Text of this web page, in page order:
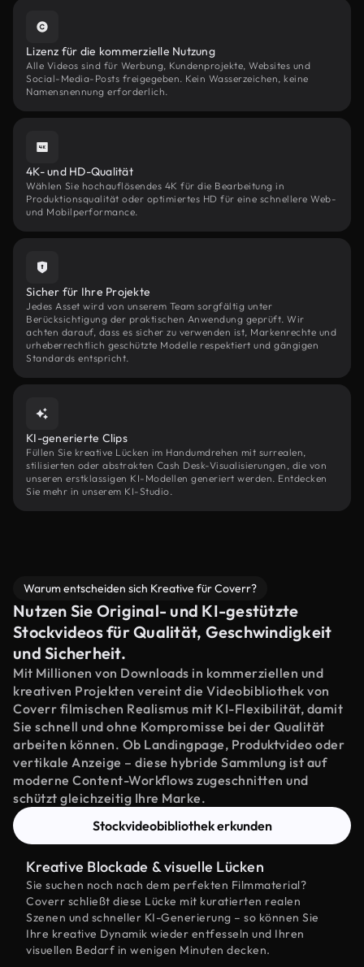
Lizenz für die kommerzielle Nutzung
Alle Videos sind für Werbung, Kundenprojekte, Websites und
Social-Media-Posts freigegeben. Kein Wasserzeichen, keine
Namensnennung erforderlich.
4K- und HD-Qualität
Wählen Sie hochauflösendes 4K für die Bearbeitung in
Produktionsqualität oder optimiertes HD für eine schnellere Web-
und Mobilperformance.
Sicher für Ihre Projekte
Jedes Asset wird von unserem Team sorgfältig unter
Berücksichtigung der praktischen Anwendung geprüft. Wir
achten darauf, dass es sicher zu verwenden ist, Markenrechte und
urheberrechtlich geschützte Modelle respektiert und gängigen
Standards entspricht.
KI-generierte Clips
Füllen Sie kreative Lücken im Handumdrehen mit surrealen,
stilisierten oder abstrakten Cash Desk-Visualisierungen, die von
unseren erstklassigen KI-Modellen generiert werden. Entdecken
Sie mehr in unserem KI-Studio.
Warum entscheiden sich Kreative für Coverr?
Nutzen Sie Original- und KI-gestützte
Stockvideos für Qualität, Geschwindigkeit
und Sicherheit.
Mit Millionen von Downloads in kommerziellen und
kreativen Projekten vereint die Videobibliothek von
Coverr filmischen Realismus mit KI-Flexibilität, damit
Sie schnell und ohne Kompromisse bei der Qualität
arbeiten können. Ob Landingpage, Produktvideo oder
vertikale Anzeige – diese hybride Sammlung ist auf
moderne Content-Workflows zugeschnitten und
schützt gleichzeitig Ihre Marke.
Stockvideobibliothek erkunden
Kreative Blockade & visuelle Lücken
Sie suchen noch nach dem perfekten Filmmaterial?
Coverr schließt diese Lücke mit kuratierten realen
Szenen und schneller KI-Generierung – so können Sie
Ihre kreative Dynamik wieder entfesseln und Ihren
visuellen Bedarf in wenigen Minuten decken.